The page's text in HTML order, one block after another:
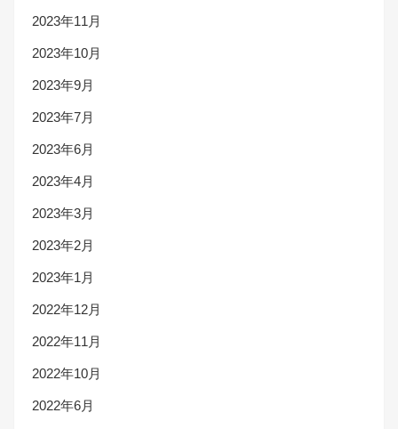
2023年11月
2023年10月
2023年9月
2023年7月
2023年6月
2023年4月
2023年3月
2023年2月
2023年1月
2022年12月
2022年11月
2022年10月
2022年6月